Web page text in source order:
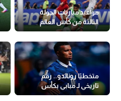
مواعيد مباريات الجولة
الثالثة من كأس العالم
متخطيًا رونالدو.. رقم
تاريخي لـ مبابي بكأس
العالم